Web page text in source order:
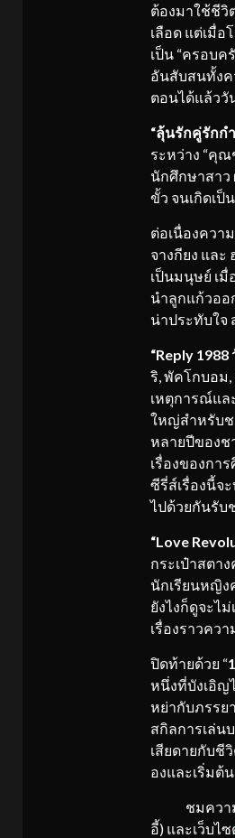
ต้องมาใช้ชีวิ
เลือด แต่เมื่
เป็น “ครอบค
อันสับสนทั้งค
ตอนได้แล้ววั
“ลุ้นรักคู่รักก
ระหว่าง “คุณ
นักศึกษาสาว
ขั้ว จนเกิดเ
ต่อเนื่องควา
จางกียง และ
เป็นมนุษย์ เ
นำลูกแก้วออ
น่าประทับใจ
“Reply 1988
ริ, พัคโกบอม
เหตุการณ์แล
ใหญ่สำหรับช
หลายปีของช
เรื่องของกา
ซีรี่ส์เรื่องนี้จ
ไปด้วยกันรับ
“Love
กระเป๋าสตา
นักเรียนหญิง
ยังไงก็ดูจะไ
เรื่องราวคว
ปิดท้ายด้วย “
หนึ่งที่บังเอิญ
หย่ากับภรรย
สกิลการเล่น
เสียดายกับชี
องและเริ่มต้
ชมความรั
อี้) และเว็บไ